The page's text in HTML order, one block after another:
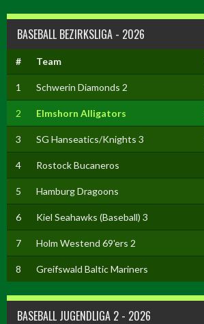
BASEBALL BEZIRKSLIGA - 2026
# Team
1 Schwerin Diamonds 2
2 Elmshorn Alligators
3 SG Hanseatics/Knights 3
4 Rostock Bucaneros
5 Hamburg Dragoons
6 Kiel Seahawks (Baseball) 3
7 Holm Westend 69'ers 2
8 Greifswald Baltic Mariners
BASEBALL JUGENDLIGA 2 - 2026